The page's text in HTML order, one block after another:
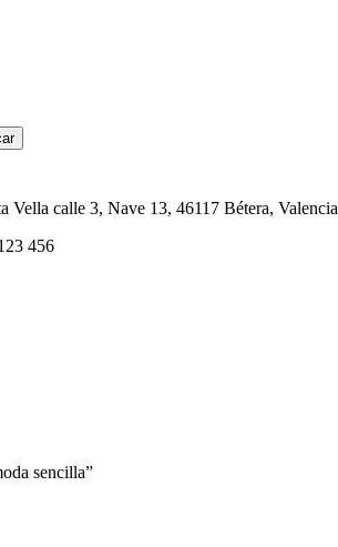
calle 3, Nave 13, 46117 Bétera, Valencia
456
sencilla”